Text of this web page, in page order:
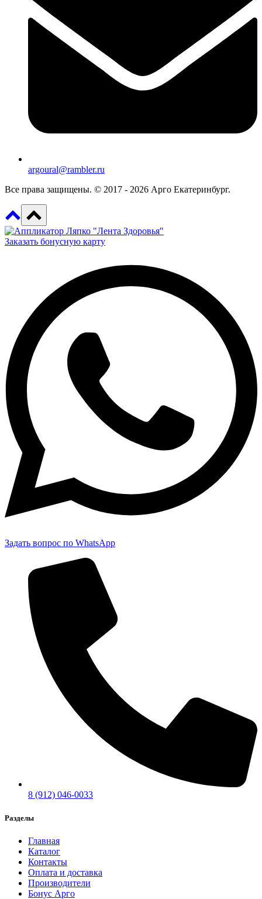
argoural@rambler.ru
Все права защищены. © 2017 - 2026 Арго Екатеринбург.
Заказать бонусную карту
Задать вопрос по WhatsApp
8 (912) 046-0033
Разделы
Главная
Каталог
Контакты
Оплата и доставка
Производители
Бонус Арго